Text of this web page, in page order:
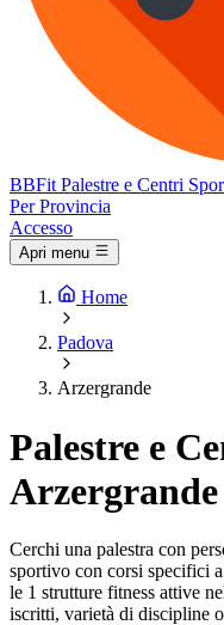
BBFit Palestre e Centri
Per Provincia
Accesso
Apri menu
Home
Padova
Arzergrande
Palestre e
Arzergrande
Cerchi una palestra con
sportivo con corsi specifici
le 1 strutture fitness attive
iscritti, varietà di discipline